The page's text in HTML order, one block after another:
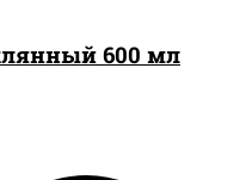
600 мл